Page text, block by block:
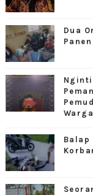
Dua
Warga
Balap